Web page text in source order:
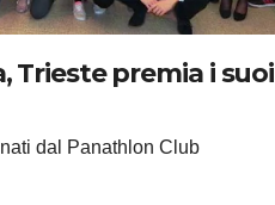
Trieste premia i suoi
dal Panathlon Club